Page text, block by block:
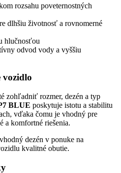
rozsahu poveternostných
dlhšiu životnosť a rovnomerné
hlučnosťou
odvod vody a vyššiu
vozidlo
zohľadniť rozmer, dezén a typ
BLUE poskytuje istotu a stabilitu
vďaka čomu je vhodný pre
a komfortné riešenia.
dezén v ponuke na
kvalitné obutie.